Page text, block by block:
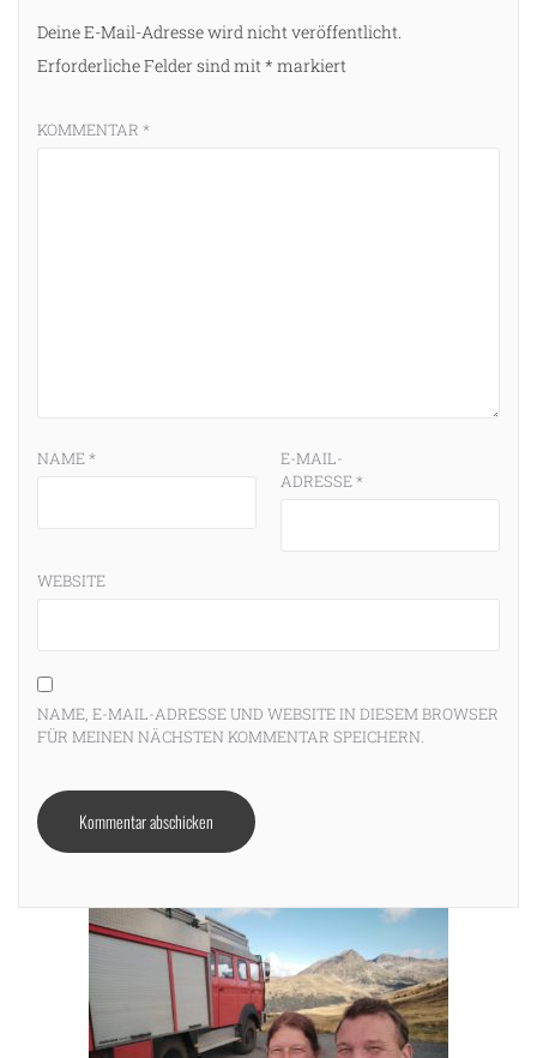
Deine E-Mail-Adresse wird nicht veröffentlicht.
Erforderliche Felder sind mit * markiert
KOMMENTAR *
NAME*
E-MAIL-
ADRESSE*
WEBSITE
NAME, E-MAIL-ADRESSE UND WEBSITE IN DIESEM BROWSER
FÜR MEINEN NÄCHSTEN KOMMENTAR SPEICHERN.